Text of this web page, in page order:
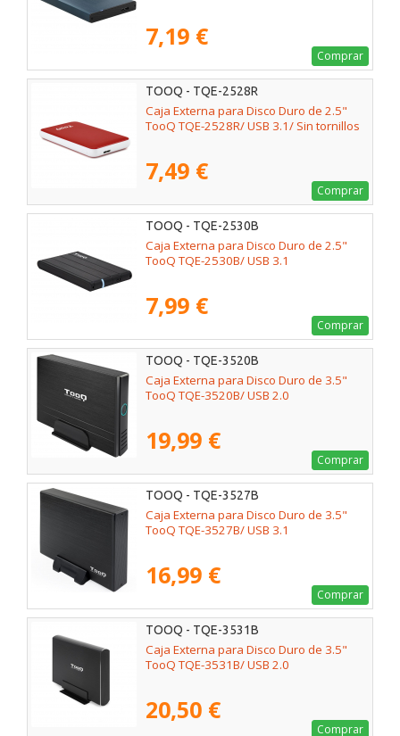
7,19 €
Comprar
TOOQ - TQE-2528R
Caja Externa para Disco Duro de 2.5"
TooQ TQE-2528R/ USB 3.1/ Sin tornillos
7,49 €
Comprar
TOOQ - TQE-2530B
Caja Externa para Disco Duro de 2.5"
TooQ TQE-2530B/ USB 3.1
7,99 €
Comprar
TOOQ - TQE-3520B
Caja Externa para Disco Duro de 3.5"
TooQ TQE-3520B/ USB 2.0
19,99 €
Comprar
TOOQ - TQE-3527B
Caja Externa para Disco Duro de 3.5"
TooQ TQE-3527B/ USB 3.1
16,99 €
Comprar
TOOQ - TQE-3531B
Caja Externa para Disco Duro de 3.5"
TooQ TQE-3531B/ USB 2.0
20,50 €
Comprar